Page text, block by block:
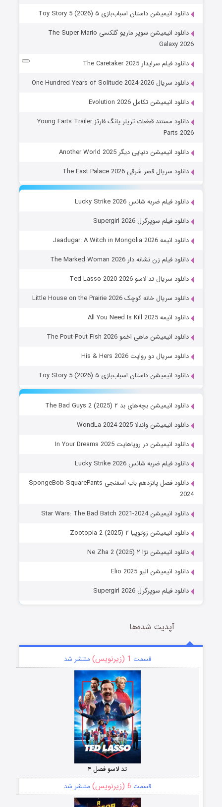
دانلود انیمیشن داستان اسباب‌بازی ۵ Toy Story 5 (2026)
دانلود انیمیشن سوپر ماریو گلکسی The Super Mario
Galaxy 2026
دانلود فیلم سرایدار The Caretaker 2025
دانلود سریال One Hundred Years of Solitude 2024-2026
دانلود انیمیشن تکامل Evolution 2026
دانلود مستند قطعات تریلر یانگ فارتز Young Farts Trailer
Parts 2026
دانلود انیمیشن دنیایی دیگر Another World 2025
دانلود سریال قصر شرقی The East Palace 2026
دانلود فیلم ضربه شانس Lucky Strike 2026
دانلود فیلم سوپرگرل Supergirl 2026
دانلود انیمه Jaadugar: A Witch in Mongolia 2026
دانلود فیلم زن نشانه دار The Marked Woman 2026
دانلود سریال تد لاسو Ted Lasso 2020-2026
دانلود سریال خانه کوچک Little House on the Prairie 2026
دانلود انیمه All You Need Is Kill 2025
دانلود انیمیشن ماهی اخمو The Pout-Pout Fish 2026
دانلود سریال دو روایت His & Hers 2026
دانلود انیمیشن داستان اسباب‌بازی ۵ Toy Story 5 (2026)
دانلود انیمیشن بچه‌های بد ۲ The Bad Guys 2 (2025)
دانلود انیمیشن واندلا WondLa 2024-2025
دانلود انیمیشن در رویاهایت In Your Dreams 2025
دانلود فیلم ضربه شانس Lucky Strike 2026
دانلود فصل پانزدهم باب اسفنجی SpongeBob SquarePants
2024
دانلود انیمیشن Star Wars: The Bad Batch 2021-2024
دانلود انیمیشن زوتوپیا ۲ Zootopia 2 (2025)
دانلود انیمیشن نژا ۲ Ne Zha 2 (2025)
دانلود انیمیشن الیو Elio 2025
دانلود فیلم سوپرگرل Supergirl 2026
آپدیت شده‌ها
قسمت 1 (زیرنویس) منتشر شد
تد لاسو فصل ۴
قسمت 6 (زیرنویس) منتشر شد